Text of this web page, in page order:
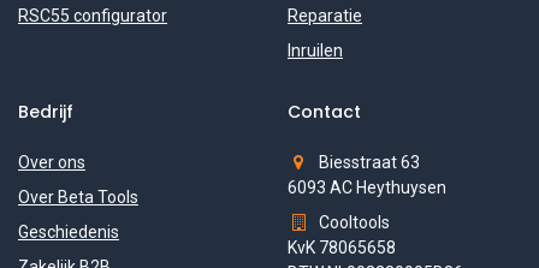
RSC55 configurator
Reparatie
Inruilen
Bedrijf
Over ons
Over Beta Tools
Geschiedenis
Contact
Biesstraat 63
6093 AC Heythuysen
Cooltools
KvK 78065658